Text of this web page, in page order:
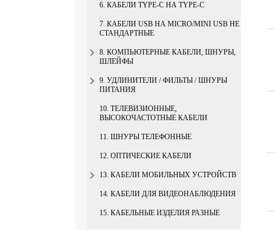
6. КАБЕЛИ TYPE-C НА TYPE-C
7. КАБЕЛИ USB НА MICRO/MINI USB НЕ
СТАНДАРТНЫЕ
8. КОМПЬЮТЕРНЫЕ КАБЕЛИ, ШНУРЫ,
ШЛЕЙФЫ
9. УДЛИНИТЕЛИ / ФИЛЬТЫ / ШНУРЫ
ПИТАНИЯ
10. ТЕЛЕВИЗИОННЫЕ,
ВЫСОКОЧАСТОТНЫЕ КАБЕЛИ
11. ШНУРЫ ТЕЛЕФОННЫЕ
12. ОПТИЧЕСКИЕ КАБЕЛИ
13. КАБЕЛИ МОБИЛЬНЫХ УСТРОЙСТВ
14. КАБЕЛИ ДЛЯ ВИДЕОНАБЛЮДЕНИЯ
15. КАБЕЛЬНЫЕ ИЗДЕЛИЯ РАЗНЫЕ